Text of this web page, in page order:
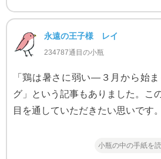
永遠の王子様 レイ
234787通目の小瓶
「鶏は暑さに弱い—３月から始
グ」という記事もありました。こ
目を通していただきたい思いです。
小瓶の中の手紙を